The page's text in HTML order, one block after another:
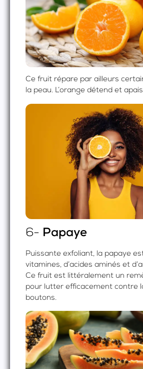
Ce fruit répare par ailleurs
la peau. L’orange détend et
6- Papaye
Puissante exfoliant, la papaye
vitamines, d’acides aminés et
Ce fruit est littéralement un
pour lutter efficacement contre
boutons.